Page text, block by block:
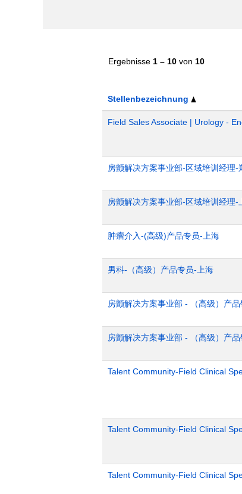
Ergebnisse 1 – 10 von 10
Stellenbezeichnung
Field Sales Associate | Urology -
房颤解决方案事业部-区域培训经理-
房颤解决方案事业部-区域培训经理-
肿瘤介入-(高级)产品专员-上海
男科-（高级）产品专员-上海
房颤解决方案事业部 - （高级）产品
房颤解决方案事业部 - （高级）产
Talent Community-Field Clinical
Talent Community-Field Clinical
Talent Community-Field Clinical